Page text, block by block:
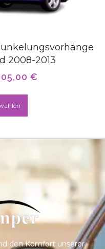
2008-2013
€
den Komfort unserer